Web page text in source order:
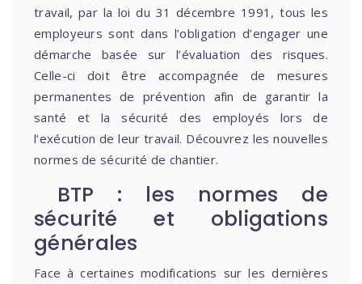
travail, par la loi du 31 décembre 1991, tous les
employeurs sont dans l’obligation d’engager une
démarche basée sur l’évaluation des risques.
Celle-ci doit être accompagnée de mesures
permanentes de prévention afin de garantir la
santé et la sécurité des employés lors de
l’exécution de leur travail. Découvrez les nouvelles
normes de sécurité de chantier.
BTP : les normes de
sécurité et obligations
générales
Face à certaines modifications sur les dernières